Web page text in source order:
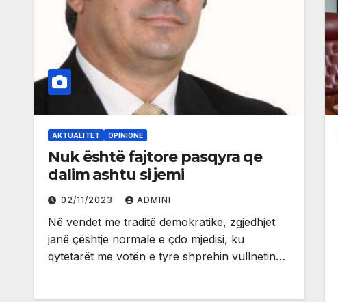
AKTUALITET OPINIONE
Nuk është fajtore pasqyra qe
dalim ashtu si jemi
02/11/2023 ADMINI
Në vendet me traditë demokratike, zgjedhjet
janë çështje normale e çdo mjedisi, ku
qytetarët me votën e tyre shprehin vullnetin…